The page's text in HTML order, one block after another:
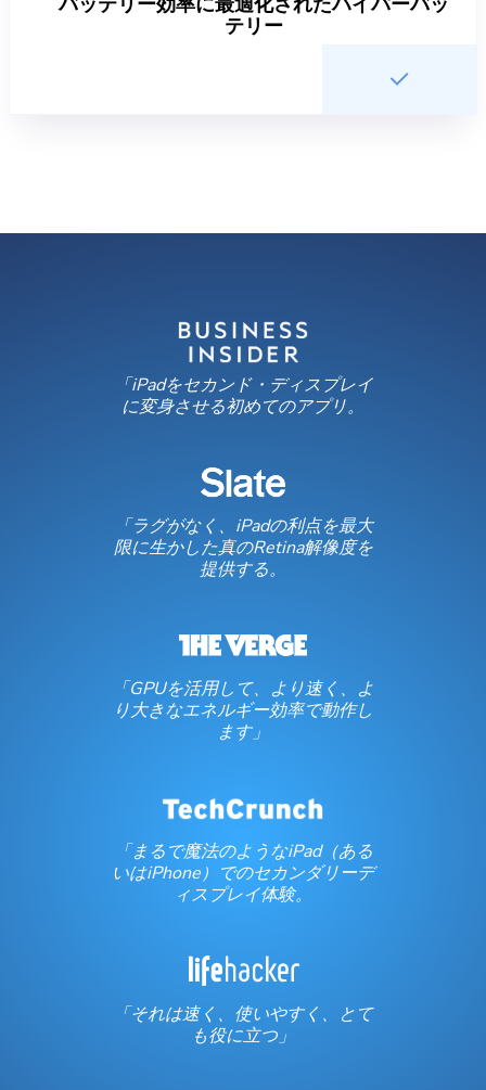
テリー
「iPadをセカンド・ディスプレイ
に変身させる初めてのアプリ。
「ラグがなく、iPadの利点を最大
限に生かした真のRetina解像度を
提供する。
「GPUを活用して、より速く、よ
り大きなエネルギー効率で動作し
ます」
「まるで魔法のようなiPad（ある
いはiPhone）でのセカンダリーデ
ィスプレイ体験。
「それは速く、使いやすく、とて
も役に立つ」